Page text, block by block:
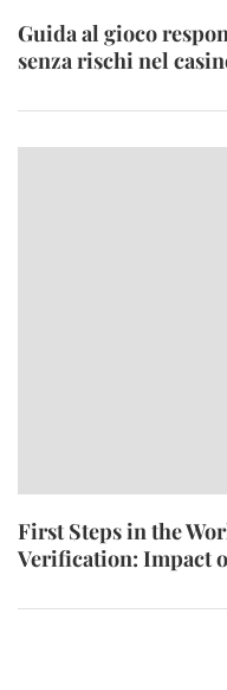
Guida al gioco
senza rischi nel
First Steps in the
Verification: Impact